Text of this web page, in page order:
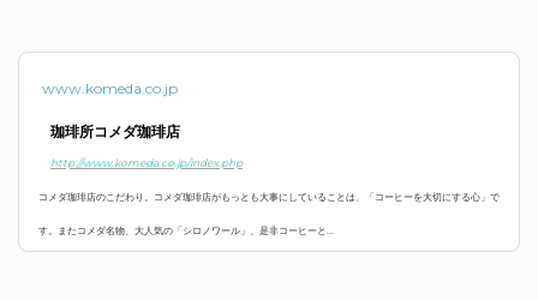
www.komeda.co.jp
珈琲所コメダ珈琲店
http://www.komeda.co.jp/index.php
コメダ珈琲店のこだわり。コメダ珈琲店がもっとも大事にしていることは、「コーヒーを大切にする心」で
す。またコメダ名物、大人気の「シロノワール」、是非コーヒーと...